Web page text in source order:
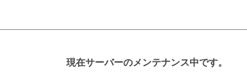
現在サーバーのメンテナンス中です。